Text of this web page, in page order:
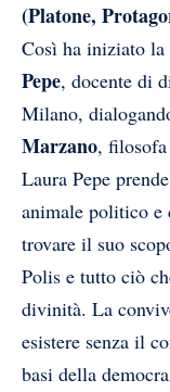
(Platone,
Così ha iniziato la
Pepe, docente di
Milano,
Marzano,
Laura Pepe
animale politico e
trovare il suo
Polis e tutto ciò
divinità. La
esistere senza il
basi della